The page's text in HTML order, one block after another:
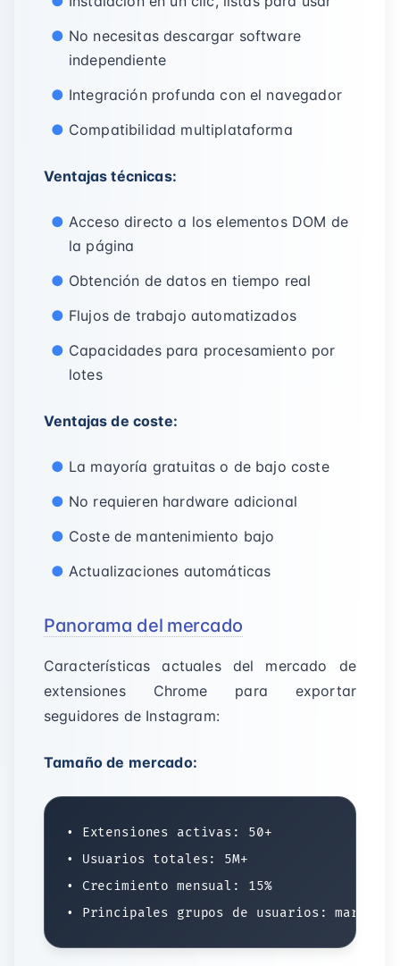
No necesitas descargar software
independiente
Integración profunda con el navegador
Compatibilidad multiplataforma
Ventajas técnicas:
Acceso directo a los elementos DOM de
la página
Obtención de datos en tiempo real
Flujos de trabajo automatizados
Capacidades para procesamiento por
lotes
Ventajas de coste:
La mayoría gratuitas o de bajo coste
No requieren hardware adicional
Coste de mantenimiento bajo
Actualizaciones automáticas
Panorama del mercado
Características actuales del mercado de
extensiones Chrome para exportar
seguidores de Instagram:
Tamaño de mercado:
• Extensiones activas: 50+
• Usuarios totales: 5M+
• Crecimiento mensual: 15%